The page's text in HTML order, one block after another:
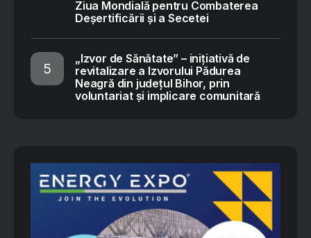
Ziua Mondială pentru Combaterea
Deșertificării și a Secetei
„Izvor de Sănătate” – inițiativă de
revitalizare a Izvorului Pădurea
Neagră din județul Bihor, prin
voluntariat și implicare comunitară